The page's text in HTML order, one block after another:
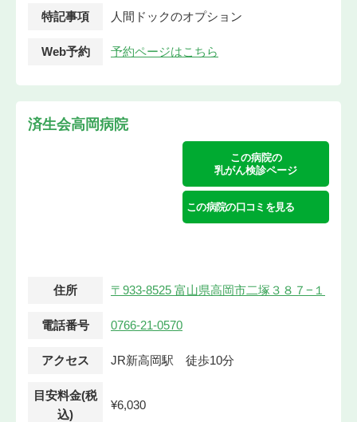
特記事項 人間ドックのオプション
Web予約 予約ページはこちら
済生会高岡病院
この病院の
乳がん検診ページ
この病院の口コミを見る
住所 〒933-8525 富山県高岡市二塚３８７−１
電話番号 0766-21-0570
アクセス JR新高岡駅 徒歩10分
目安料金(税
込)
¥6,030